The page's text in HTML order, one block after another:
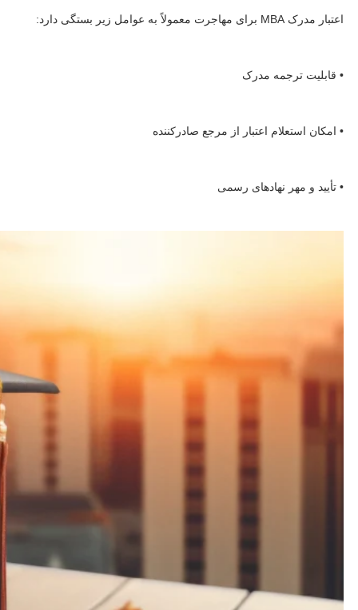
اعتبار مدرک MBA برای مهاجرت معمولاً به عوامل زیر بستگی دارد:
• قابلیت ترجمه مدرک
• امکان استعلام اعتبار از مرجع صادرکننده
• تأیید و مهر نهادهای رسمی